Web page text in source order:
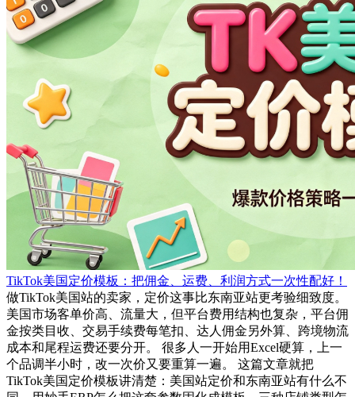
TikTok美国定价模板：把佣金、运费、利润方式一次性配好！
做TikTok美国站的卖家，定价这事比东南亚站更考验细致度。
美国市场客单价高、流量大，但平台费用结构也复杂，平台佣
金按类目收、交易手续费每笔扣、达人佣金另外算、跨境物流
成本和尾程运费还要分开。 很多人一开始用Excel硬算，上一
个品调半小时，改一次价又要重算一遍。 这篇文章就把
TikTok美国定价模板讲清楚：美国站定价和东南亚站有什么不